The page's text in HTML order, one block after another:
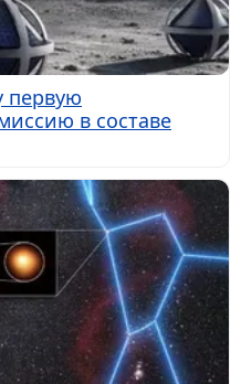
первую
в составе